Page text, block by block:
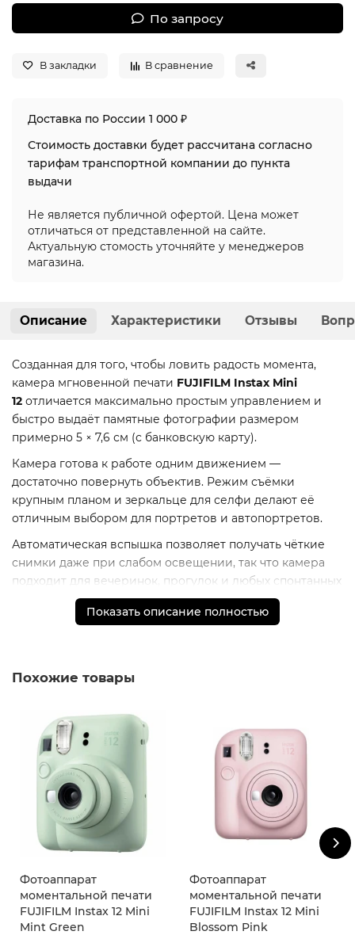
По запросу
В закладки В сравнение
Доставка по России 1 000 ₽
Стоимость доставки будет рассчитана согласно
тарифам транспортной компании до пункта
выдачи
Не является публичной офертой. Цена может
отличаться от представленной на сайте.
Актуальную стомость уточняйте у менеджеров
магазина.
Описание Характеристики Отзывы
Созданная для того, чтобы ловить радость момента,
камера мгновенной печати FUJIFILM Instax Mini
12 отличается максимально простым управлением и
быстро выдаёт памятные фотографии размером
примерно 5 × 7,6 см (с банковскую карту).
Камера готова к работе одним движением —
достаточно повернуть объектив. Режим съёмки
крупным планом и зеркальце для селфи делают её
отличным выбором для портретов и автопортретов.
Автоматическая вспышка позволяет получать чёткие
снимки даже при слабом освещении, так что камера
подходит для вечеринок, прогулок и любых спонтанных
порядок доставки и оплаты необходимо уточнять у
менеджеров магазина.
Показать описание полностью
Похожие товары
Фотоаппарат
моментальной печати
FUJIFILM Instax 12 Mini
Mint Green
Фотоаппарат
моментальной печати
FUJIFILM Instax 12 Mini
Blossom Pink